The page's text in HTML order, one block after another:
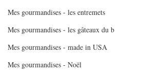
Mes gourmandises - les entremets
Mes gourmandises - les gâteaux du b
Mes gourmandises - made in USA
Mes gourmandises - Noël